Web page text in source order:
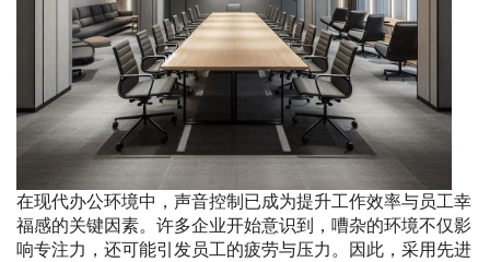
在现代办公环境中，声音控制已成为提升工作效率与员工幸
福感的关键因素。许多企业开始意识到，嘈杂的环境不仅影
响专注力，还可能引发员工的疲劳与压力。因此，采用先进